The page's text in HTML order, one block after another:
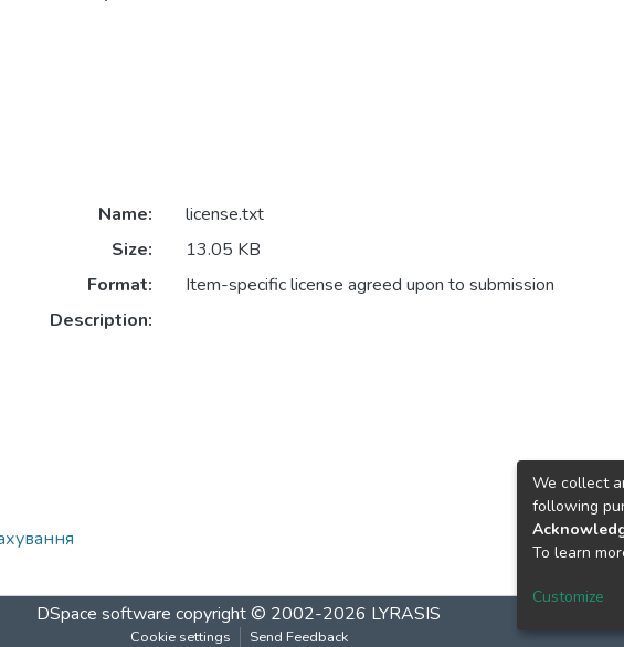
Name:
license.txt
Size:
13.05 KB
Format:
Item-specific license agreed upon to submission
Description:
DSpace software copyright © 2002-2026 LYRASIS
Cookie settings Send Feedback
We collect
following
To learn
Customize